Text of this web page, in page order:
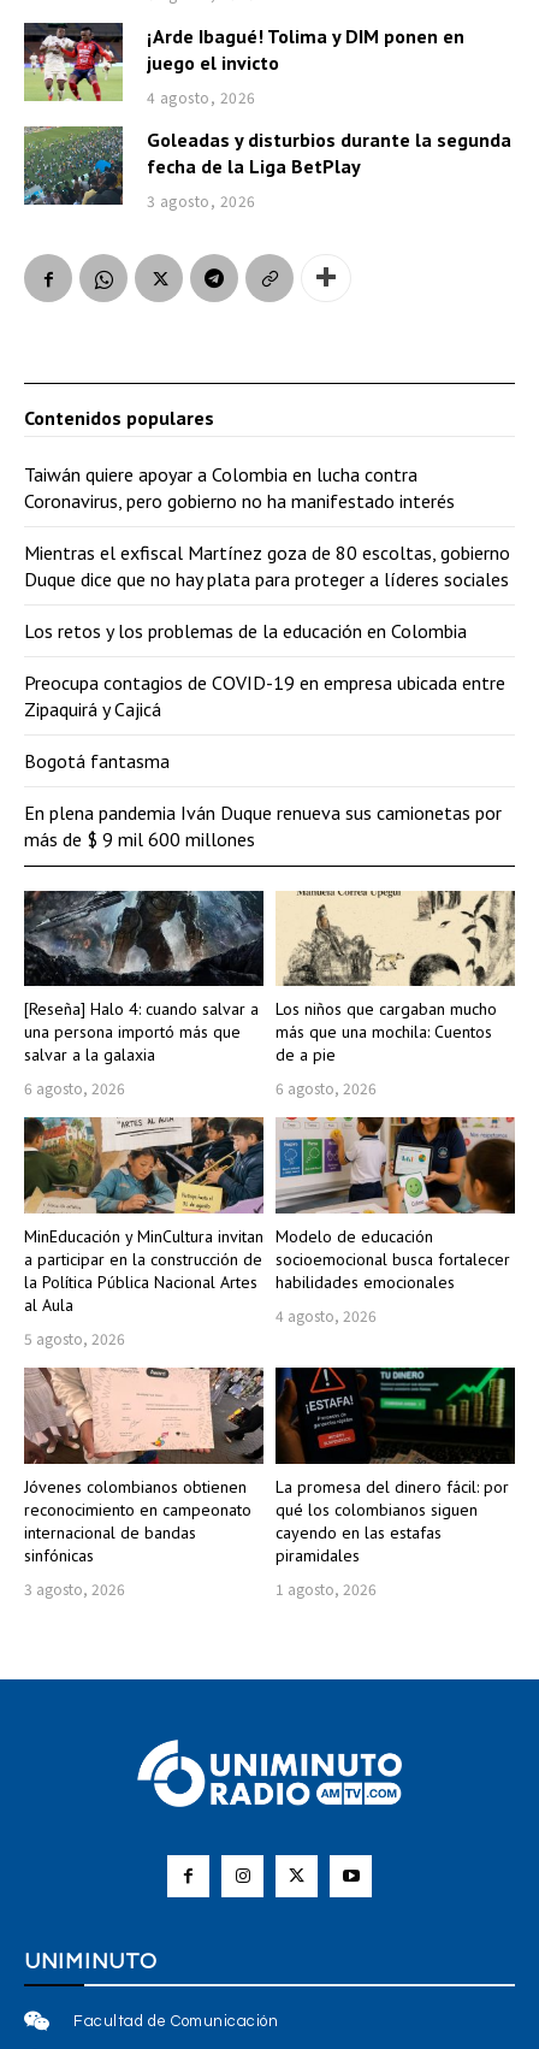
¡Arde Ibagué! Tolima y DIM ponen en
juego el invicto
4 agosto, 2026
Goleadas y disturbios durante la segunda
fecha de la Liga BetPlay
3 agosto, 2026
[Reseña] Halo 4: cuando salvar a
una persona importó más que
salvar a la galaxia
6 agosto, 2026
Los niños que cargaban mucho
más que una mochila: Cuentos
de a pie
6 agosto, 2026
MinEducación y MinCultura invitan
a participar en la construcción de
la Política Pública Nacional Artes
al Aula
5 agosto, 2026
Modelo de educación
socioemocional busca fortalecer
habilidades emocionales
4 agosto, 2026
Jóvenes colombianos obtienen
reconocimiento en campeonato
internacional de bandas
sinfónicas
3 agosto, 2026
La promesa del dinero fácil: por
qué los colombianos siguen
cayendo en las estafas
piramidales
1 agosto, 2026
Contenidos populares
Taiwán quiere apoyar a Colombia en lucha contra
Coronavirus, pero gobierno no ha manifestado interés
Mientras el exfiscal Martínez goza de 80 escoltas, gobierno
Duque dice que no hay plata para proteger a líderes sociales
Los retos y los problemas de la educación en Colombia
Preocupa contagios de COVID-19 en empresa ubicada entre
Zipaquirá y Cajicá
Bogotá fantasma
En plena pandemia Iván Duque renueva sus camionetas por
más de $ 9 mil 600 millones
UNIMINUTO
Facultad de Comunicación